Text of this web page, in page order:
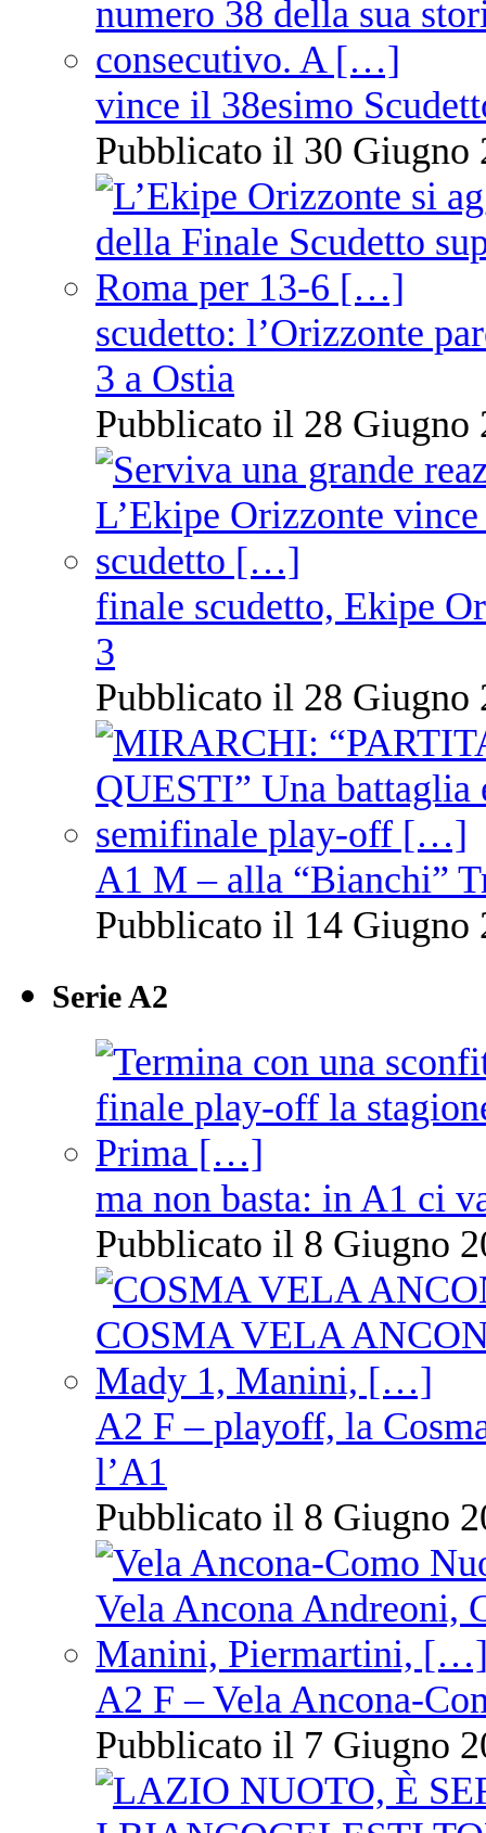
vince il 38esimo
Pubblicato il 30 Giugno
scudetto: l’Orizzonte
3 a Ostia
Pubblicato il 28 Giugno
finale scudetto, Ekipe
3
Pubblicato il 28 Giugno
A1 M – alla “Bianchi”
Pubblicato il 14 Giugno
Serie A2
ma non basta: in A1 ci
Pubblicato il 8 Giugno
A2 F – playoff, la
l’A1
Pubblicato il 8 Giugno
A2 F – Vela Ancona-
Pubblicato il 7 Giugno